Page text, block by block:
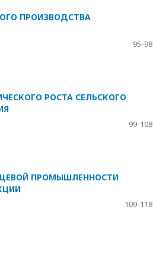
ПРОИЗВОДСТВА
95-98
РОСТА СЕЛЬСКОГО
99-108
ПРОМЫШЛЕННОСТИ
109-118